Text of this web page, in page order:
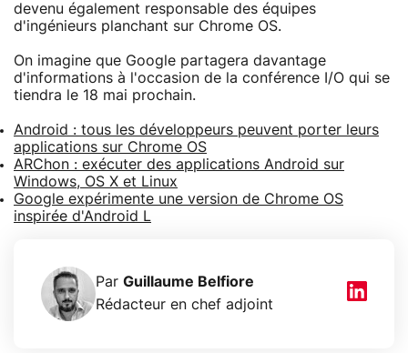
devenu également responsable des équipes
d'ingénieurs planchant sur Chrome OS.
On imagine que Google partagera davantage
d'informations à l'occasion de la conférence I/O qui se
tiendra le 18 mai prochain.
Android : tous les développeurs peuvent porter leurs
applications sur Chrome OS
ARChon : exécuter des applications Android sur
Windows, OS X et Linux
Google expérimente une version de Chrome OS
inspirée d'Android L
Par Guillaume Belfiore
Rédacteur en chef adjoint